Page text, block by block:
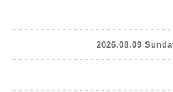
2026.08.09